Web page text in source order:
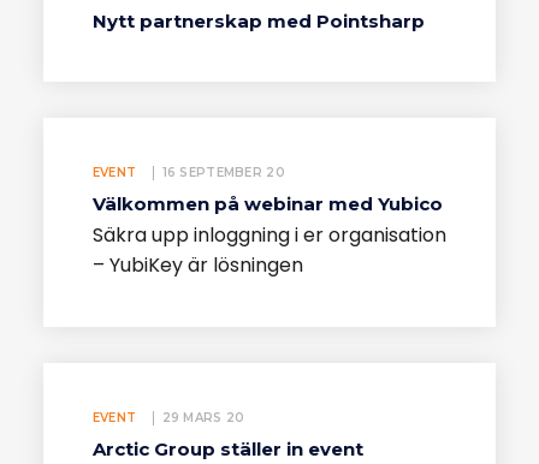
Nytt partnerskap med Pointsharp
EVENT 16 SEPTEMBER 20
Välkommen på webinar med Yubico
Säkra upp inloggning i er organisation
– YubiKey är lösningen
EVENT 29 MARS 20
Arctic Group ställer in event